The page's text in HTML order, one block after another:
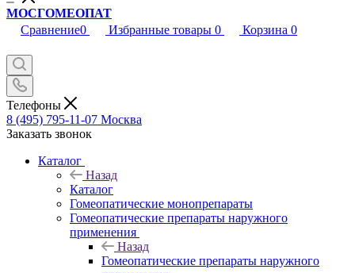
МОСГОМЕОПАТ
Сравнение0 Избранные товары 0 Корзина 0
Телефоны
8 (495) 795-11-07 Москва
Заказать звонок
Каталог
Назад
Каталог
Гомеопатические монопрепараты
Гомеопатические препараты наружного
применения
Назад
Гомеопатические препараты наружного